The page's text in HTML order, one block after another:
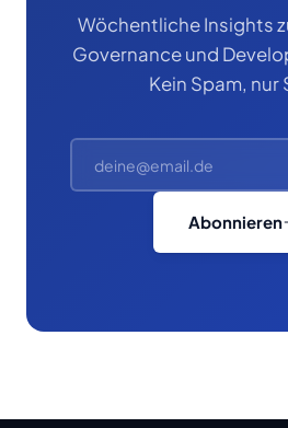
Wöchentliche Insights
Governance und
Kein Spam, nur
Abonnieren